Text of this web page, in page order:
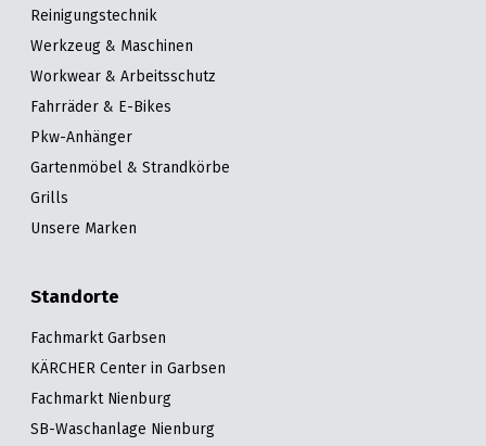
Reinigungstechnik
Werkzeug & Maschinen
Workwear & Arbeitsschutz
Fahrräder & E-Bikes
Pkw-Anhänger
Gartenmöbel & Strandkörbe
Grills
Unsere Marken
Standorte
Fachmarkt Garbsen
KÄRCHER Center in Garbsen
Fachmarkt Nienburg
SB-Waschanlage Nienburg